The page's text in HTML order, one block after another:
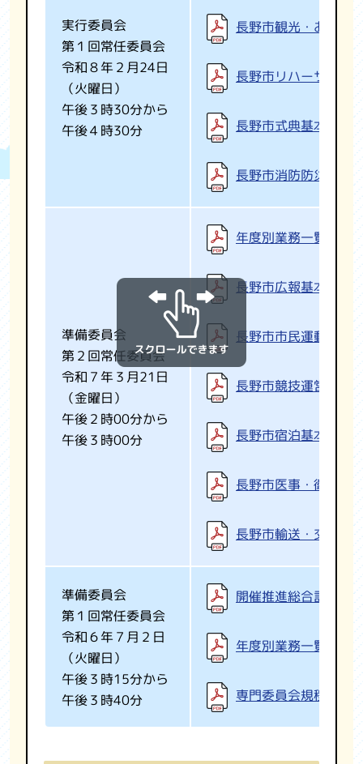
実行委員会
第１回常任委員会
令和８年２月24日
（火曜日）
午後３時30分から
午後４時30分
長野市観光・おもて
長野市リハーサル大
長野市式典基本計画
長野市消防防災・警
準備委員会
第２回常任委員会
令和７年３月21日
（金曜日）
午後２時00分から
午後３時00分
年度別業務一覧表の
長野市広報基本計画
長野市市民運動基本
長野市競技運営基本
長野市宿泊基本計画
長野市医事・衛生基
長野市輸送・交通基
準備委員会
第１回常任委員会
令和６年７月２日
（火曜日）
午後３時15分から
午後３時40分
開催推進総合計画
年度別業務一覧表
専門委員会規程